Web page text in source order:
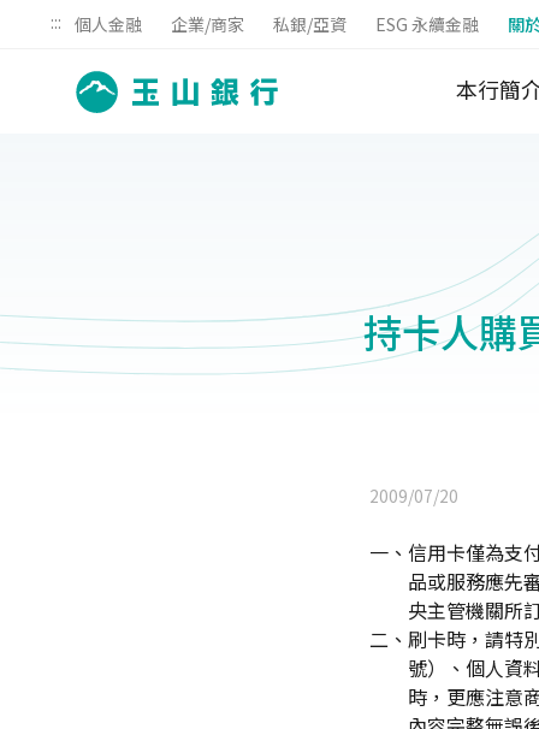
::: 個人金融 企業/商家 私銀/亞資 ESG 永續金融 關
本行簡
持卡人購
2009/07/20
一、信用卡僅為支
品或服務應先
央主管機關所
二、刷卡時，請特
號）、個人資
時，更應注意